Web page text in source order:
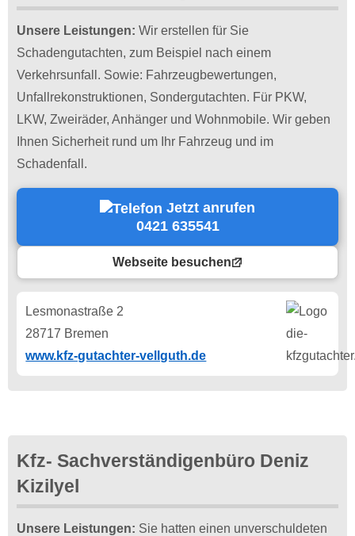
Unsere Leistungen: Wir erstellen für Sie
Schadengutachten, zum Beispiel nach einem
Verkehrsunfall. Sowie: Fahrzeugbewertungen,
Unfallrekonstruktionen, Sondergutachten. Für PKW,
LKW, Zweiräder, Anhänger und Wohnmobile. Wir geben
Ihnen Sicherheit rund um Ihr Fahrzeug und im
Schadenfall.
Jetzt anrufen
0421 635541
Webseite besuchen
Lesmonastraße 2
28717 Bremen
www.kfz-gutachter-vellguth.de
Kfz- Sachverständigenbüro Deniz
Kizilyel
Unsere Leistungen: Sie hatten einen unverschuldeten